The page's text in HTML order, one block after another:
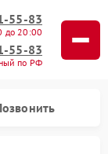
55-83
до 20:00
55-83
по РФ